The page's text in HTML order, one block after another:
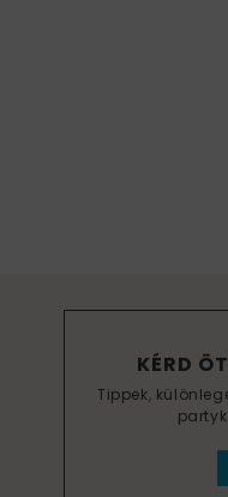
KÉRD
Tippek,